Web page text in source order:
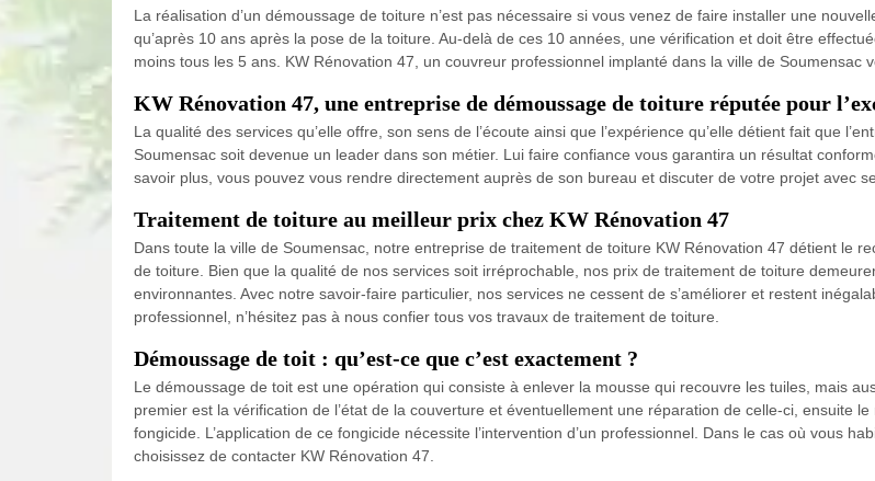
La réalisation d’un démoussage de toiture n’est pas nécessaire si vous venez de faire installer une
qu’après 10 ans après la pose de la toiture. Au-delà de ces 10 années, une vérification et doit être
moins tous les 5 ans. KW Rénovation 47, un couvreur professionnel implanté dans la ville de Soumensac
KW Rénovation 47, une entreprise de démoussage de toiture réputée pour
La qualité des services qu’elle offre, son sens de l’écoute ainsi que l’expérience qu’elle détient fait que
Soumensac soit devenue un leader dans son métier. Lui faire confiance vous garantira un résultat
savoir plus, vous pouvez vous rendre directement auprès de son bureau et discuter de votre projet avec
Traitement de toiture au meilleur prix chez KW Rénovation 47
Dans toute la ville de Soumensac, notre entreprise de traitement de toiture KW Rénovation 47 détient le
de toiture. Bien que la qualité de nos services soit irréprochable, nos prix de traitement de toiture
environnantes. Avec notre savoir-faire particulier, nos services ne cessent de s’améliorer et restent
professionnel, n’hésitez pas à nous confier tous vos travaux de traitement de toiture.
Démoussage de toit : qu’est-ce que c’est exactement ?
Le démoussage de toit est une opération qui consiste à enlever la mousse qui recouvre les tuiles, mais
premier est la vérification de l’état de la couverture et éventuellement une réparation de celle-ci, ensuite
fongicide. L’application de ce fongicide nécessite l’intervention d’un professionnel. Dans le cas où vous
choisissez de contacter KW Rénovation 47.